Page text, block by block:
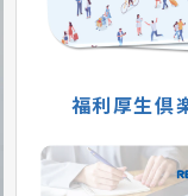
福利厚生倶